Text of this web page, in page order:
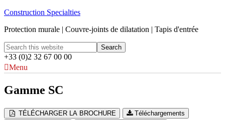
Construction Specialties
Protection murale | Couvre-joints de dilatation | Tapis d'entrée
+33 (0)2 32 67 00 00
Menu
Gamme SC
TÉLÉCHARGER LA BROCHURE
Téléchargements